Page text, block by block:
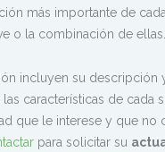
más importante de
o la combinación de ellas.
incluyen su descripción
las características de cada
que le interese y que
para solicitar su